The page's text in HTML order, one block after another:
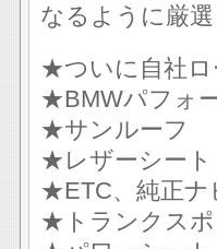
なるように厳
★ついに自社ロ
★BMWパフォ
★サンルーフ
★レザーシート
★ETC、純正ナ
★トランクス